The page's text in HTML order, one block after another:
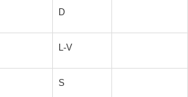
D
L-V
S